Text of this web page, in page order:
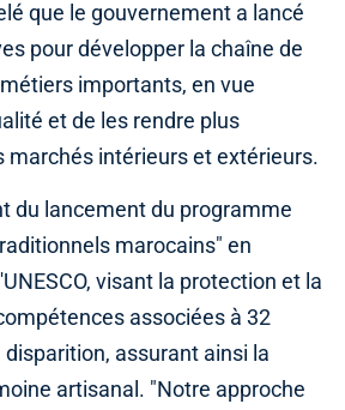
que le gouvernement a lancé
pour développer la chaîne de
importants, en vue
et de les rendre plus
marchés intérieurs et extérieurs.
du lancement du programme
marocains" en
visant la protection et la
associées à 32
assurant ainsi la
artisanal. "Notre approche